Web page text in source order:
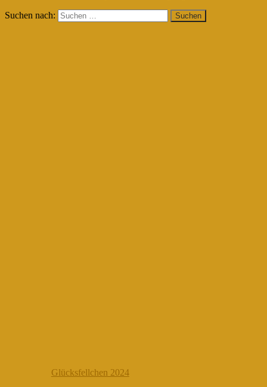
Suchen nach:
Glücksfellchen 2024